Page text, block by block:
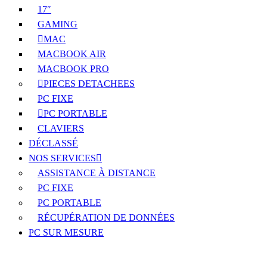
17″
GAMING
MAC
MACBOOK AIR
MACBOOK PRO
PIECES DETACHEES
PC FIXE
PC PORTABLE
CLAVIERS
DÉCLASSÉ
NOS SERVICES
ASSISTANCE À DISTANCE
PC FIXE
PC PORTABLE
RÉCUPÉRATION DE DONNÉES
PC SUR MESURE